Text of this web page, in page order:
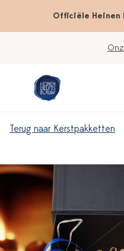
Officiële Heinen
Terug naar Kerstpakketten